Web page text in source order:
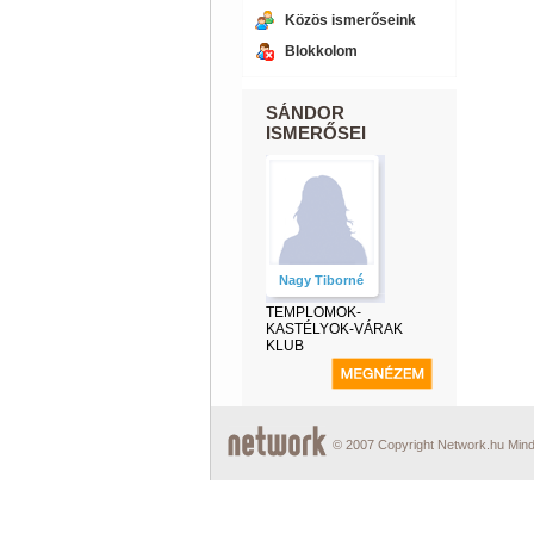
Közös ismerőseink
Blokkolom
SÁNDOR
ISMERŐSEI
Nagy Tiborné
TEMPLOMOK-
KASTÉLYOK-VÁRAK
KLUB
© 2007 Copyright Network.hu